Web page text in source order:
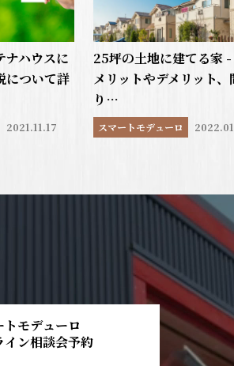
ナハウスに
について詳
2021.11.17
25坪の土地に建てる家
メリットやデメリット、
り…
スマートモデューロ
トモデューロ
イン相談会予約